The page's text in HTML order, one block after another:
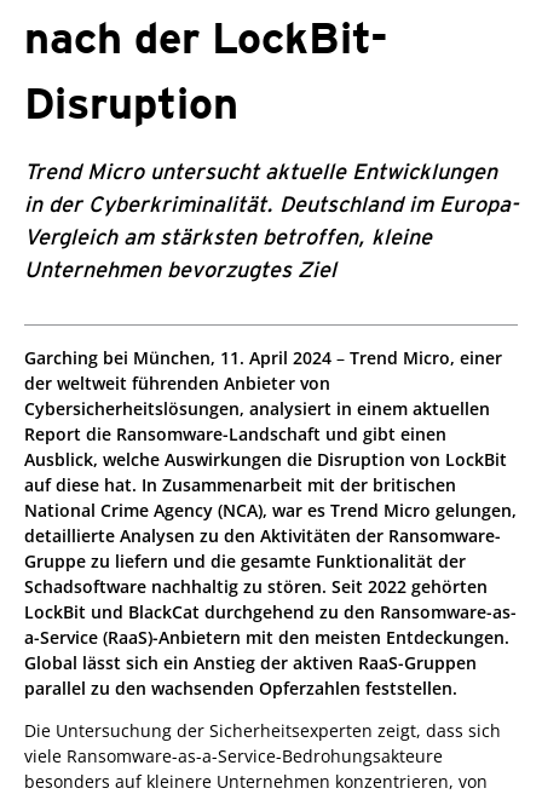
nach der LockBit-
Disruption
Trend Micro untersucht aktuelle Entwicklungen
in der Cyberkriminalität. Deutschland im Europa-
Vergleich am stärksten betroffen, kleine
Unternehmen bevorzugtes Ziel
Garching bei München, 11. April 2024 – Trend Micro, einer
der weltweit führenden Anbieter von
Cybersicherheitslösungen, analysiert in einem aktuellen
Report die Ransomware-Landschaft und gibt einen
Ausblick, welche Auswirkungen die Disruption von LockBit
auf diese hat. In Zusammenarbeit mit der britischen
National Crime Agency (NCA), war es Trend Micro gelungen,
detaillierte Analysen zu den Aktivitäten der Ransomware-
Gruppe zu liefern und die gesamte Funktionalität der
Schadsoftware nachhaltig zu stören. Seit 2022 gehörten
LockBit und BlackCat durchgehend zu den Ransomware-as-
a-Service (RaaS)-Anbietern mit den meisten Entdeckungen.
Global lässt sich ein Anstieg der aktiven RaaS-Gruppen
parallel zu den wachsenden Opferzahlen feststellen.
Die Untersuchung der Sicherheitsexperten zeigt, dass sich
viele Ransomware-as-a-Service-Bedrohungsakteure
besonders auf kleinere Unternehmen konzentrieren, von